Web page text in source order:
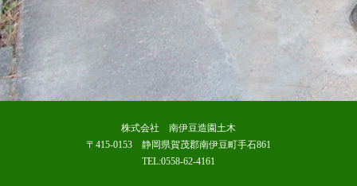
株式会社 南伊豆造園土木
〒415-0153 静岡県賀茂郡南伊豆町手石861
TEL:0558-62-4161